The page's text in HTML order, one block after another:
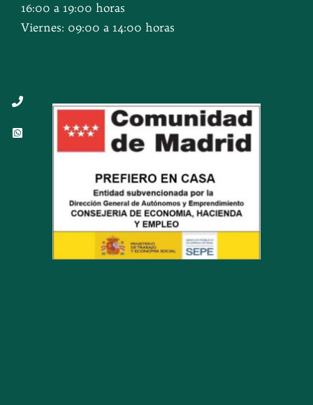
16:00 a 19:00 horas
Viernes: 09:00 a 14:00 horas
Button
Button